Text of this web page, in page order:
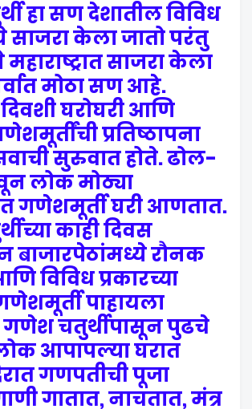
हा सण देशातील विविध
साजरा केला जातो परंतु
महाराष्ट्रात साजरा केला
मोठा सण आहे.
दिवशी घरोघरी आणि
प्रतिष्ठापना
सुरुवात होते. ढोल-
लोक मोठ्या
गणेशमूर्ती घरी आणतात.
काही दिवस
बाजारपेठांमध्ये रौनक
विविध प्रकारच्या
पाहायला
चतुर्थीपासून पुढचे
आपापल्या घरात
गणपतीची पूजा
गातात, नाचतात, मंत्र